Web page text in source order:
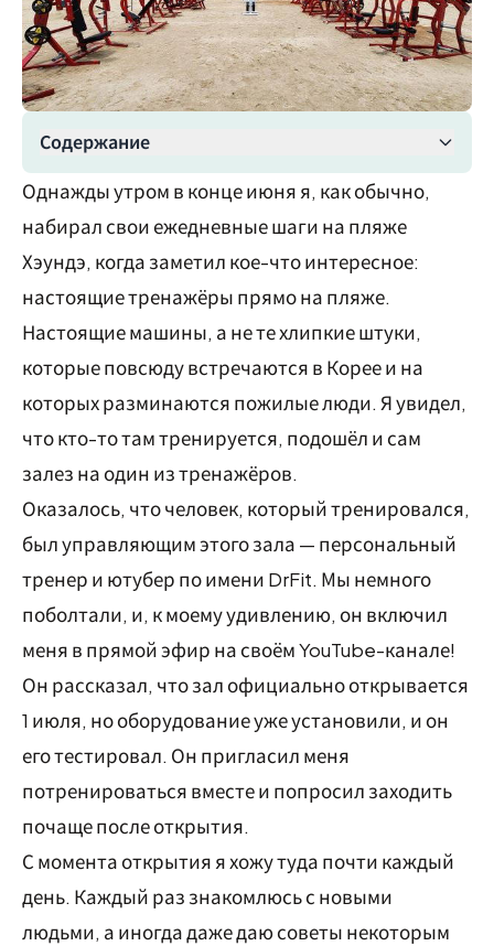
Содержание
Однажды утром в конце июня я, как обычно,
набирал свои ежедневные шаги на пляже
Хэундэ, когда заметил кое-что интересное:
настоящие тренажёры прямо на пляже.
Настоящие машины, а не те хлипкие штуки,
которые повсюду встречаются в Корее и на
которых разминаются пожилые люди. Я увидел,
что кто-то там тренируется, подошёл и сам
залез на один из тренажёров.
Оказалось, что человек, который тренировался,
был управляющим этого зала — персональный
тренер и ютубер по имени DrFit. Мы немного
поболтали, и, к моему удивлению, он включил
меня в прямой эфир на своём YouTube-канале!
Он рассказал, что зал официально открывается
1 июля, но оборудование уже установили, и он
его тестировал. Он пригласил меня
потренироваться вместе и попросил заходить
почаще после открытия.
С момента открытия я хожу туда почти каждый
день. Каждый раз знакомлюсь с новыми
людьми, а иногда даже даю советы некоторым